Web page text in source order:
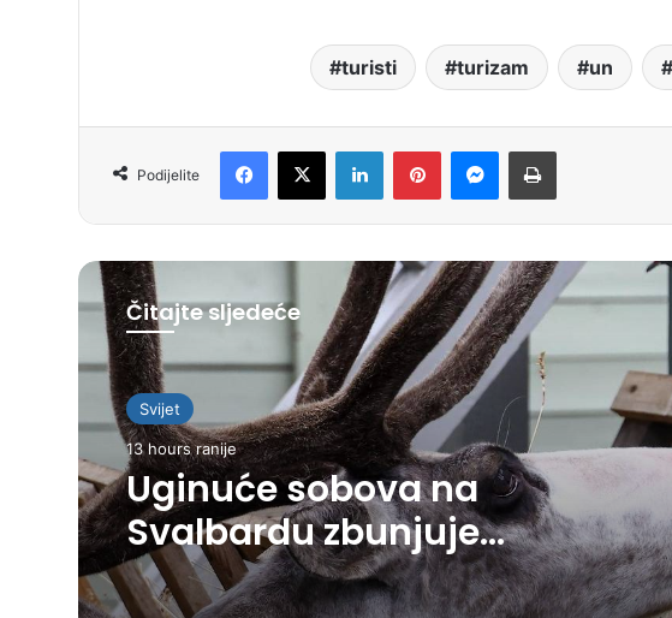
turisti turizam un
Podijelite
Čitajte sljedeće
Svijet
13 hours ranije
Uginuće sobova na
Svalbardu zbunjuje
naučnike